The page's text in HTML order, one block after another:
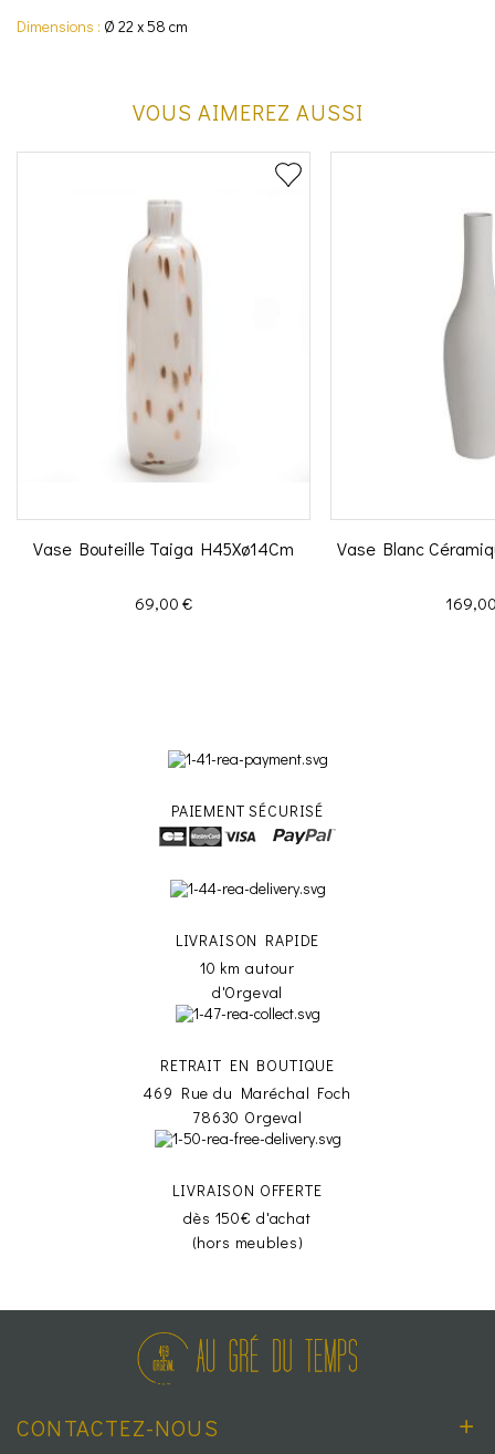
Dimensions : Ø 22 x 58 cm
VOUS AIMEREZ AUSSI
Vase Bouteille Taiga H45Xø14Cm
Prix
69,00 €
Vase Blanc
Prix
PAIEMENT SÉCURISÉ
LIVRAISON RAPIDE
10 km autour
d'Orgeval
RETRAIT EN BOUTIQUE
469 Rue du Maréchal Foch
78630 Orgeval
LIVRAISON OFFERTE
dès 150€ d'achat
(hors meubles)
CONTACTEZ-NOUS